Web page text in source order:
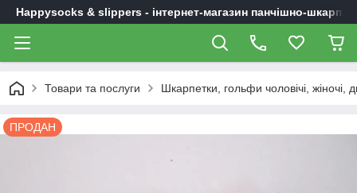
Happysocks & slippers - інтернет-магазин панчішно-
Товари та послуги Шкарпетки, гольфи чоловічі, жіночі,
ПРОДАН